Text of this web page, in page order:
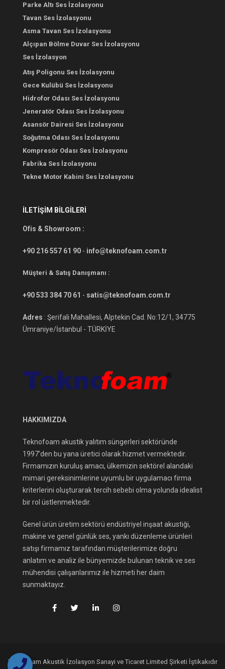
Parke Altı Ses İzolasyonu
Tavan Ses İzolasyonu
Asma Tavan Ses İzolasyonu
Alçıpan Bölme Duvar Ses İzolasyonu
Ses İzolasyon
Atış Poligonu Ses İzolasyonu
Gece Kulübü Ses İzolasyonu
Hidrofor Odası Ses İzolasyonu
Jeneratör Odası Ses İzolasyonu
Asansör Dairesi Ses İzolasyonu
Soğutma Odası Ses İzolasyonu
Kompresör Odası Ses İzolasyonu
Fabrika Ses İzolasyonu
Tekne Motor Kabini Ses İzolasyonu
İLETİŞİM BİLGİLERİ
Ofis & Showroom :
+90 216 557 61 90 - info@teknofoam.com.tr
Müşteri & Satış Danışmanı :
+90 533 384 70 61 - satis@teknofoam.com.tr
Adres : Şerifali Mahallesi, Alptekin Cad. No:12/1, 34775
Ümraniye/İstanbul - TÜRKİYE
HAKKIMIZDA
Teknofoam akustik yalıtım süngerleri sektöründe
1997’den bu yana üretici olarak hizmet vermektedir.
Firmamızın kuruluş amacı, ülkemizin sektörel alandaki
mimari gereksinimlerine uyumlu bir uygulamacı firma
kriterlerini oluşturarak tercih sebebi olma yolunda idealist
bir rol üstlenmektedir.
Genel ürün üretim sektörü endüstriyel inşaat akustiği,
makine ve genel günlük ses, yankı düzenleme ürünleri
satışı firmamız tarafından müşterilerimize doğru
anlatım ve analiz ile bünyemizde bulunan teknik ve ses
mühendisi çalışanlarımız ile hizmeti her daim
sunmaktayız.
Teknofoam Akustik İzolasyon Sanayi ve Ticaret Limited Şirketi İştikakıdır